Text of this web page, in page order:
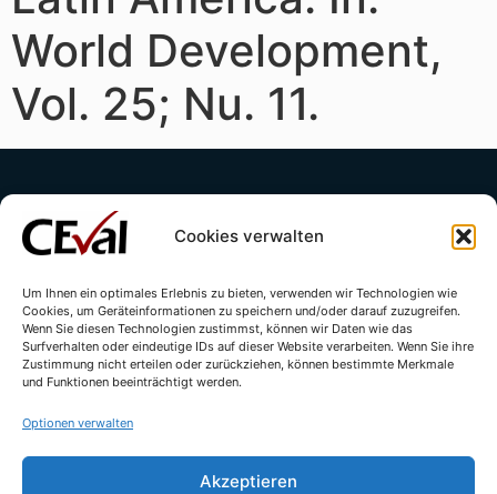
Cookies verwalten
Um Ihnen ein optimales Erlebnis zu bieten, verwenden wir Technologien wie
Cookies, um Geräteinformationen zu speichern und/oder darauf zuzugreifen.
Wenn Sie diesen Technologien zustimmst, können wir Daten wie das
Surfverhalten oder eindeutige IDs auf dieser Website verarbeiten. Wenn Sie ihre
Zustimmung nicht erteilen oder zurückziehen, können bestimmte Merkmale
und Funktionen beeinträchtigt werden.
Optionen verwalten
Akzeptieren
World Development,
Vol. 25; Nu. 11.
Kontakt Impressum Datenschutzerklärung
Cookie-Richtlinie (EU)